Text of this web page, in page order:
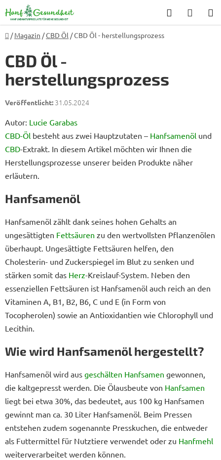
Inhalt
springen
Suchen
Startseite
/ Magazin /CBD Öl /CBD Öl - herstellungsprozess
CBD Öl -
herstellungsprozess
31.05.2024
Autor: Lucie Garabas
CBD-Öl besteht aus zwei Hauptzutaten – Hanfsamenöl und
CBD-Extrakt. In diesem Artikel möchten wir Ihnen die
Herstellungsprozesse unserer beiden Produkte näher
erläutern.
Hanfsamenöl
Hanfsamenöl zählt dank seines hohen Gehalts an
ungesättigten Fettsäuren zu den wertvollsten Pflanzenölen
überhaupt. Ungesättigte Fettsäuren helfen, den
Cholesterin- und Zuckerspiegel im Blut zu senken und
stärken somit das Herz-Kreislauf-System. Neben den
essenziellen Fettsäuren ist Hanfsamenöl auch reich an den
Vitaminen A, B1, B2, B6, C und E (in Form von
Tocopherolen) sowie an Antioxidantien wie Chlorophyll und
Lecithin.
Wie wird Hanfsamenöl hergestellt?
Hanfsamenöl wird aus geschälten Hanfsamen gewonnen,
die kaltgepresst werden. Die Ölausbeute von Hanfsamen
liegt bei etwa 30%, das bedeutet, aus 100 kg Hanfsamen
gewinnt man ca. 30 Liter Hanfsamenöl. Beim Pressen
entstehen zudem sogenannte Presskuchen, die entweder
als Futtermittel für Nutztiere verwendet oder zu Hanfmehl
weiterverarbeitet werden können.